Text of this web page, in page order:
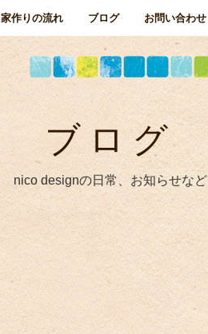
家作りの流れ ブログ お問い合わせ
ブログ
nico designの日常、お知らせなど